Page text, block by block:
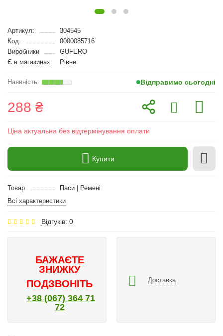
Артикул:
304545
Код:
0000085716
Виробники
GUFERO
Є в магазинах:
Рівне
Відправимо сьогодні
288 ₴
Ціна актуальна без відтермінування оплати
Купити
Товар
Паси | Ремені
Всі характеристики
Відгуків: 0
БАЖАЄТЕ
ЗНИЖКУ
ПОДЗВОНІТЬ
+38 (067) 364 71
72
Доставка